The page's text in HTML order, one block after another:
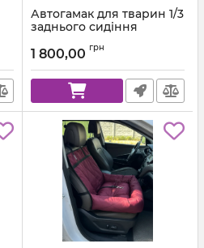
Автогамак для тварин 1/3
заднього сидіння
1 800,00 грн